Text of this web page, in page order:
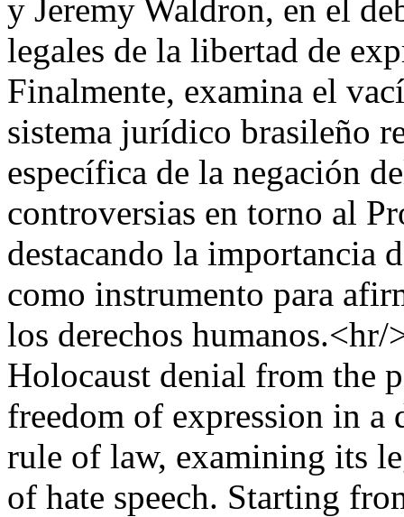
y Jeremy Waldron, en el
legales de la libertad de
Finalmente, examina el
sistema jurídico brasileño
específica de la negación
controversias en torno al
destacando la importancia
como instrumento para
los derechos
Holocaust denial from the
freedom of expression in a
rule of law, examining its
of hate speech. Starting